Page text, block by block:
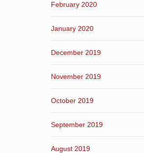
February 2020
January 2020
December 2019
November 2019
October 2019
September 2019
August 2019